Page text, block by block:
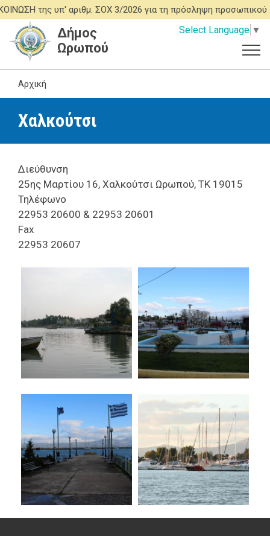
Παράκαμψη
προς
περιεχόμενο
της υπ' αριθμ. ΣΟΧ 3/2026 για τη πρόσληψη προσωπικού
Select Language ▼
Δήμος
Ωρωπού
Αρχική
Χαλκούτσι
Διεύθυνση
25ης Μαρτίου 16, Χαλκούτσι Ωρωπού, ΤΚ 19015
Τηλέφωνο
22953 20600 & 22953 20601
Fax
22953 20607